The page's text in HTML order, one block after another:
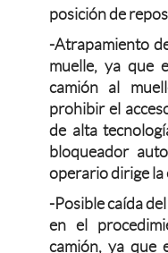
posición de
-Atrapamiento
muelle, ya que
camión al
prohibir el
de alta
bloqueador
operario dirige la
-Posible caída
en el
camión, ya que